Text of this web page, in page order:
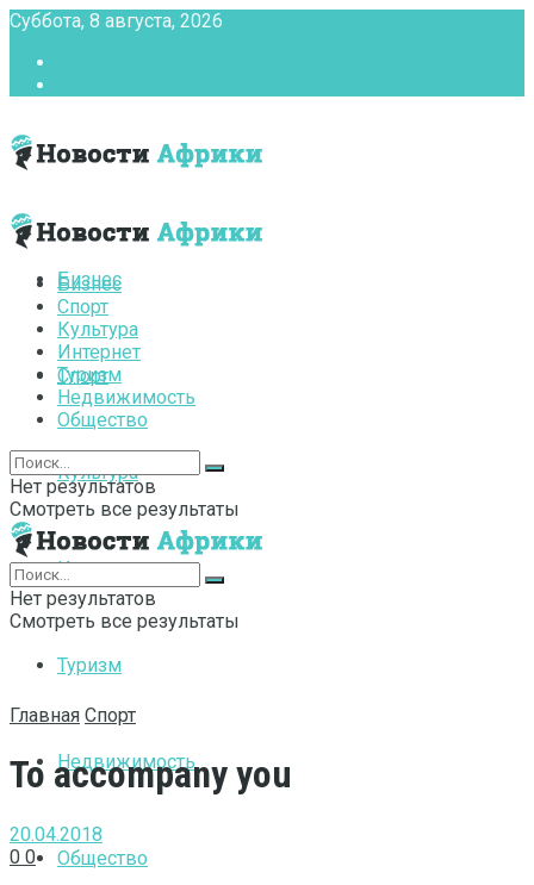
Суббота, 8 августа, 2026
Бизнес
Спорт
Культура
Интернет
Туризм
Недвижимость
Общество
Бизнес
Спорт
Культура
Интернет
Туризм
Недвижимость
Общество
Нет результатов
Смотреть все результаты
Нет результатов
Смотреть все результаты
Главная Спорт
To accompany you
20.04.2018
0 0